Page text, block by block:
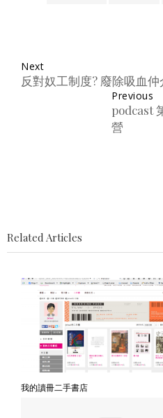
Next
反對奴工制度? 廢除吸血仲
Previous
podcast
營
Related Articles
我的讀冊二手書店